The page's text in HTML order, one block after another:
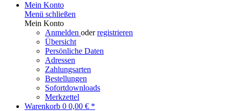
Mein Konto
Menü schließen
Mein Konto
Anmelden oderregistrieren
Übersicht
Persönliche Daten
Adressen
Zahlungsarten
Bestellungen
Sofortdownloads
Merkzettel
Warenkorb 0 0,00 € *